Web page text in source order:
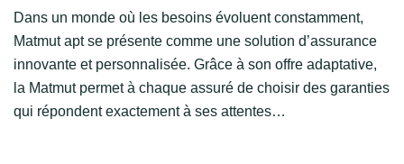
Dans un monde où les besoins évoluent constamment,
Matmut apt se présente comme une solution d’assurance
innovante et personnalisée. Grâce à son offre adaptative,
la Matmut permet à chaque assuré de choisir des garanties
qui répondent exactement à ses attentes…